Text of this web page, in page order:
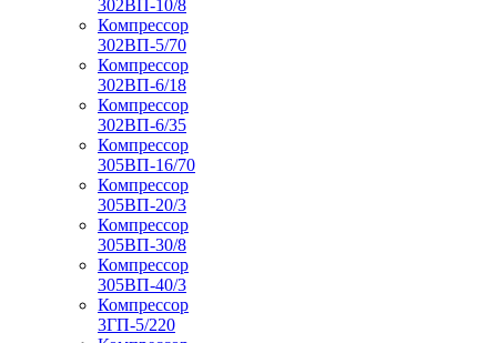
302ВП-10/8
Компрессор
302ВП-5/70
Компрессор
302ВП-6/18
Компрессор
302ВП-6/35
Компрессор
305ВП-16/70
Компрессор
305ВП-20/3
Компрессор
305ВП-30/8
Компрессор
305ВП-40/3
Компрессор
3ГП-5/220